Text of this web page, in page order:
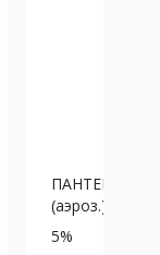
ПАНТЕНОЛ
(аэроз.) 5% -
5%